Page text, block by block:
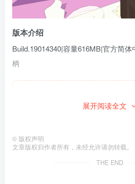
版本介绍
Build.19014340|容量616MB|官方简
柄
展开阅读全文
© 版权声明
文章版权归作者所有，未经允许请勿转载。
THE END